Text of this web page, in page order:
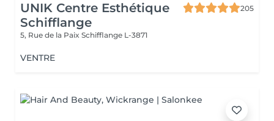
UNIK Centre Esthétique
Schifflange
205
5, Rue de la Paix Schifflange L-3871
VENTRE